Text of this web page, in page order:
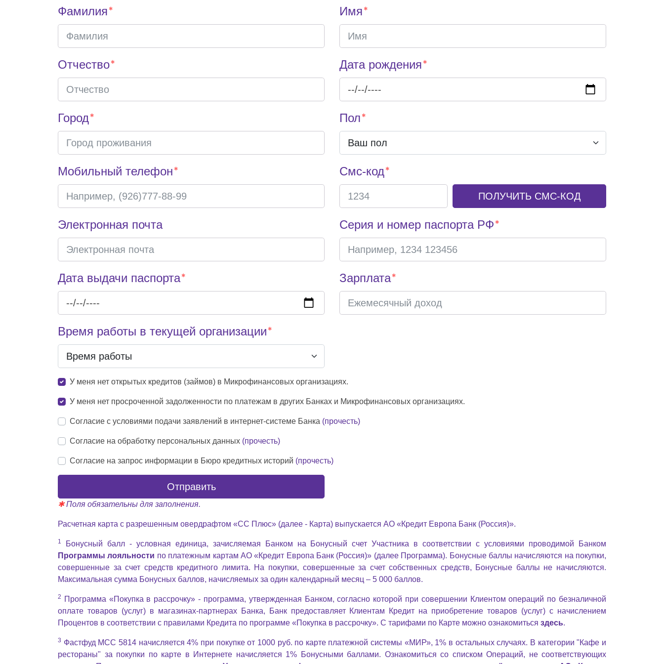
Фамилия Имя
Отчество Дата рождения
Город Пол
Мобильный телефон Смс-код
ПОЛУЧИТЬ СМС-КОД
Электронная почта Серия и номер паспорта РФ
Дата выдачи паспорта Зарплата
Время работы в текущей организации
У меня нет открытых кредитов (займов) в Микрофинансовых организациях.
У меня нет просроченной задолженности по платежам в других Банках и Микрофинансовых организациях.
Согласие с условиями подачи заявлений в интернет-системе Банка (прочесть)
Согласие на обработку персональных данных (прочесть)
Согласие на запрос информации в Бюро кредитных историй (прочесть)
Отправить
✱Поля обязательны для заполнения.
Расчетная карта с разрешенным овердрафтом «СС Плюс» (далее - Карта) выпускается АО «Кредит Европа Банк (Россия)».
1
Бонусный балл - условная единица, зачисляемая Банком на Бонусный счет Участника в соответствии с условиями проводимой Банком
Программы лояльности по платежным картам АО «Кредит Европа Банк (Россия)» (далее Программа). Бонусные баллы начисляются на покупки,
совершенные за счет средств кредитного лимита. На покупки, совершенные за счет собственных средств, Бонусные баллы не начисляются.
Максимальная сумма Бонусных баллов, начисляемых за один календарный месяц – 5 000 баллов.
2
Программа «Покупка в рассрочку» - программа, утвержденная Банком, согласно которой при совершении Клиентом операций по безналичной
оплате товаров (услуг) в магазинах-партнерах Банка, Банк предоставляет Клиентам Кредит на приобретение товаров (услуг) с начислением
Процентов в соответствии с правилами Кредита по программе «Покупка в рассрочку». С тарифами по Карте можно ознакомиться здесь.
3 Фастфуд MCC 5814 начисляется 4% при покупке от 1000 руб. по карте платежной системы «МИР», 1% в остальных случаях. В категории "Кафе и
рестораны" за покупки по карте в Интернете начисляется 1% Бонусными баллами. Ознакомиться со списком Операций, не соответствующих